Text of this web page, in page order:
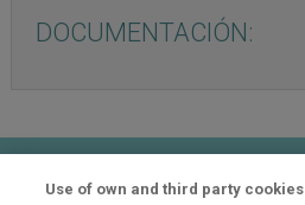
DOCUMENTACIÓN:
Use of own and third party cookies